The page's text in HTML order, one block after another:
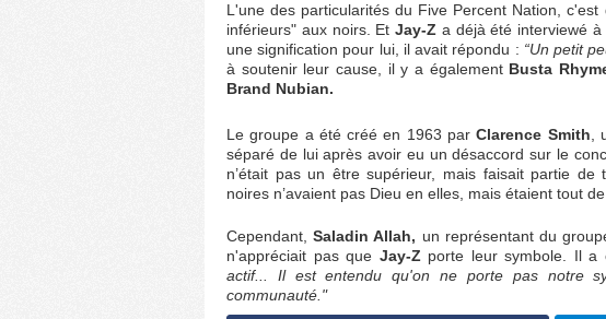
L'une des particularités du Five Percent Nation,
inférieurs" aux noirs. Et Jay-Z a déjà été interviewé
une signification pour lui, il avait répondu : “Un petit
à soutenir leur cause, il y a également Busta
Brand Nubian.
Le groupe a été créé en 1963 parClarence Smith,
séparé de lui après avoir eu un désaccord sur le
n’était pas un être supérieur, mais faisait partie
noires n’avaient pas Dieu en elles, mais étaient tout
Cependant,Saladin Allah, un représentant du
n'appréciait pas que Jay-Zporte leur symbole. Il a
actif... Il est entendu qu'on ne porte pas notre
communauté."